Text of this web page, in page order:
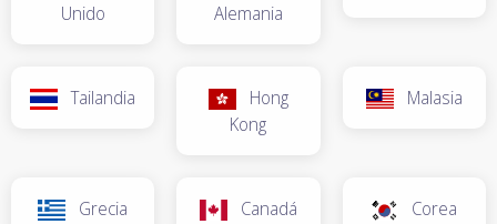
Unido
Alemania
Tailandia
Hong
Kong
Malasia
Grecia Canadá
Corea